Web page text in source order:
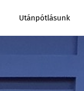
Utánpótlásunk